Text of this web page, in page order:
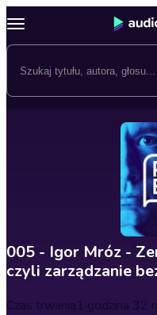
005 - Igor Mróz -
czyli zarządzanie
Czas trwania1 godzina 32